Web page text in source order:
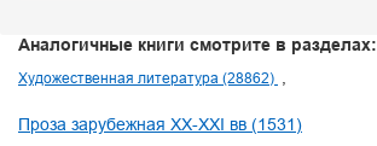
Аналогичные книги смотрите в разделах:
Художественная литература (28862)
Проза зарубежная XX-XXI вв (1531)